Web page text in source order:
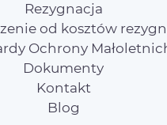
Rezygnacja
od kosztów
Ochrony
Dokumenty
Kontakt
Blog